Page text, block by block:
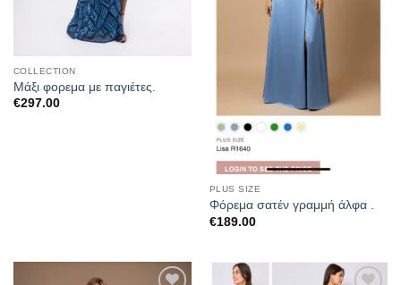
COLLECTION
Μάξι φορεμα με παγιέτες.
€297.00
PLUS SIZE
Φόρεμα σατέν γραμμή άλφα .
€189.00